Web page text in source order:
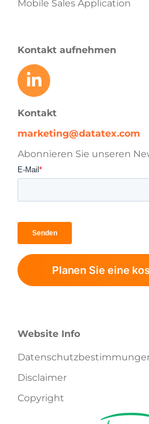
Mobile Sales Application
Kontakt aufnehmen
Kontakt
marketing@datatex.com
Abonnieren Sie unseren
Planen Sie eine
Website Info
Disclaimer
Copyright